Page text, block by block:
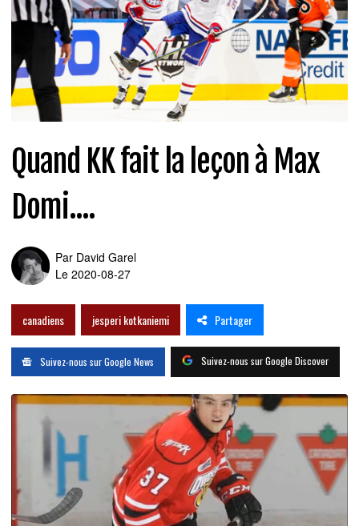
Quand KK fait la leçon à Max
Domi....
Par David Garel
Le 2020-08-27
canadiens jesperi kotkaniemi Partager
Suivez-nous sur Google News Suivez-nous sur Google Discover